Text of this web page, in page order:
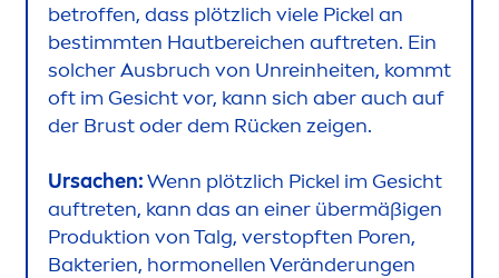
betroffen, dass plötzlich viele Pickel an
bestimmten Hautbereichen auftreten. Ein
solcher Ausbruch von Unreinheiten, kommt
oft im Gesicht vor, kann sich aber auch auf
der Brust oder dem Rücken zeigen.
Ursachen:Wenn plötzlich Pickel im Gesicht
auftreten, kann das an einer übermäßigen
Produktion von Talg, verstopften Poren,
Bakterien, hormonellen Veränderungen